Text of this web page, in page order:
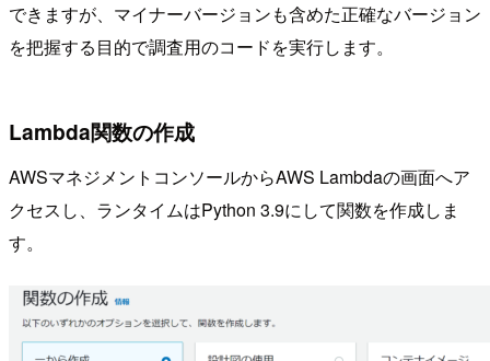
できますが、マイナーバージョンも含めた正確なバージョン
を把握する目的で調査用のコードを実行します。
Lambda関数の作成
AWSマネジメントコンソールからAWS Lambdaの画面へア
クセスし、ランタイムはPython 3.9にして関数を作成しま
す。